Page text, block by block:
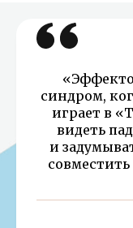
синдром,
играет в
видеть
и